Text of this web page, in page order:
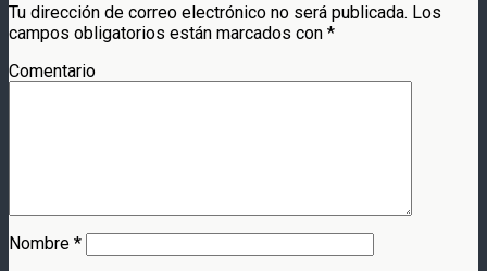
Tu dirección de correo electrónico no será publicada. Los
campos obligatorios están marcados con *
Comentario
Nombre *